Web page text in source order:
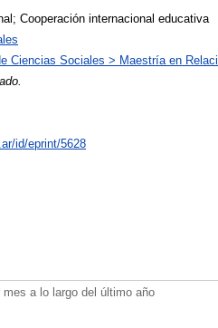
Cooperación internacional educativa
Ciencias Sociales > Maestría en
id/eprint/5628
mes a lo largo del último año